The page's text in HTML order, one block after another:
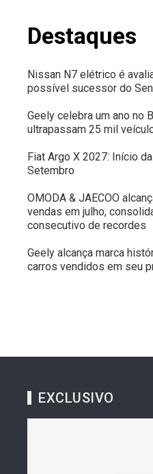
Destaques
Nissan N7 elétrico é
possível sucessor do
Geely celebra um ano no
ultrapassam 25 mil
Fiat Argo X 2027: Início
Setembro
OMODA & JAECOO
vendas em julho,
consecutivo de recordes
Geely alcança marca
carros vendidos em seu
EXCLUSIVO